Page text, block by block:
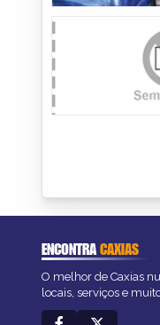
ENCONTRACAXIAS
O melhor de Caxias
locais, serviços e